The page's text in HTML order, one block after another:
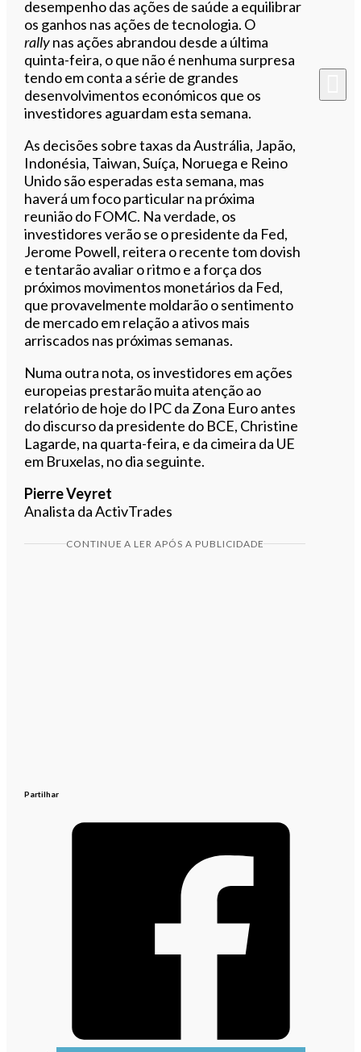
desempenho das ações de saúde a equilibrar
os ganhos nas ações de tecnologia. O
rallynas ações abrandou desde a última
quinta-feira, o que não é nenhuma surpresa
tendo em conta a série de grandes
desenvolvimentos económicos que os
investidores aguardam esta semana.
As decisões sobre taxas da Austrália, Japão,
Indonésia, Taiwan, Suíça, Noruega e Reino
Unido são esperadas esta semana, mas
haverá um foco particular na próxima
reunião do FOMC. Na verdade, os
investidores verão se o presidente da Fed,
Jerome Powell, reitera o recente tom dovish
e tentarão avaliar o ritmo e a força dos
próximos movimentos monetários da Fed,
que provavelmente moldarão o sentimento
de mercado em relação a ativos mais
arriscados nas próximas semanas.
Numa outra nota, os investidores em ações
europeias prestarão muita atenção ao
relatório de hoje do IPC da Zona Euro antes
do discurso da presidente do BCE, Christine
Lagarde, na quarta-feira, e da cimeira da UE
em Bruxelas, no dia seguinte.
Pierre Veyret
Analista da ActivTrades
CONTINUE A LER APÓS A PUBLICIDADE
Partilhar